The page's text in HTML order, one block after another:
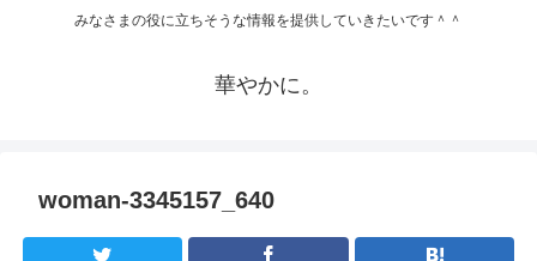
みなさまの役に立ちそうな情報を提供していきたいです＾＾
華やかに。
woman-3345157_640